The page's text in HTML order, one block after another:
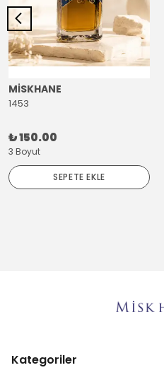
MİSKHANE
1453
₺ 150.00
3 Boyut
SEPETE EKLE
Kategoriler